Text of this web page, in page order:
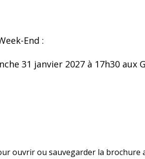
End :
31 janvier 2027 à 17h30 aux
ouvrir ou sauvegarder la brochure